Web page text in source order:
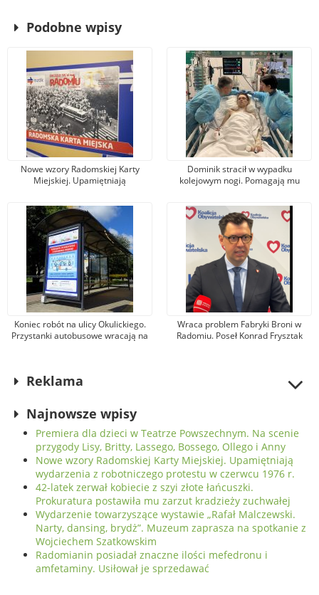
Podobne wpisy
Nowe wzory Radomskiej Karty
Miejskiej. Upamiętniają
protestu w czerwcu 1976 r.
Dominik stracił w wypadku
kolejowym nogi. Pomagają mu
przekazał na leczenie 100 tys. zł!
Koniec robót na ulicy Okulickiego.
Przystanki autobusowe wracają na
Wraca problem Fabryki Broni w
Radomiu. Poseł Konrad Frysztak
Reklama
Najnowsze wpisy
Premiera dla dzieci w Teatrze Powszechnym. Na scenie
przygody Lisy, Britty, Lassego, Bossego, Ollego i Anny
Nowe wzory Radomskiej Karty Miejskiej. Upamiętniają
wydarzenia z robotniczego protestu w czerwcu 1976 r.
42-latek zerwał kobiecie z szyi złote łańcuszki.
Prokuratura postawiła mu zarzut kradzieży zuchwałej
Wydarzenie towarzyszące wystawie „Rafał Malczewski.
Narty, dansing, brydż”. Muzeum zaprasza na spotkanie z
Wojciechem Szatkowskim
Radomianin posiadał znaczne ilości mefedronu i
amfetaminy. Usiłował je sprzedawać